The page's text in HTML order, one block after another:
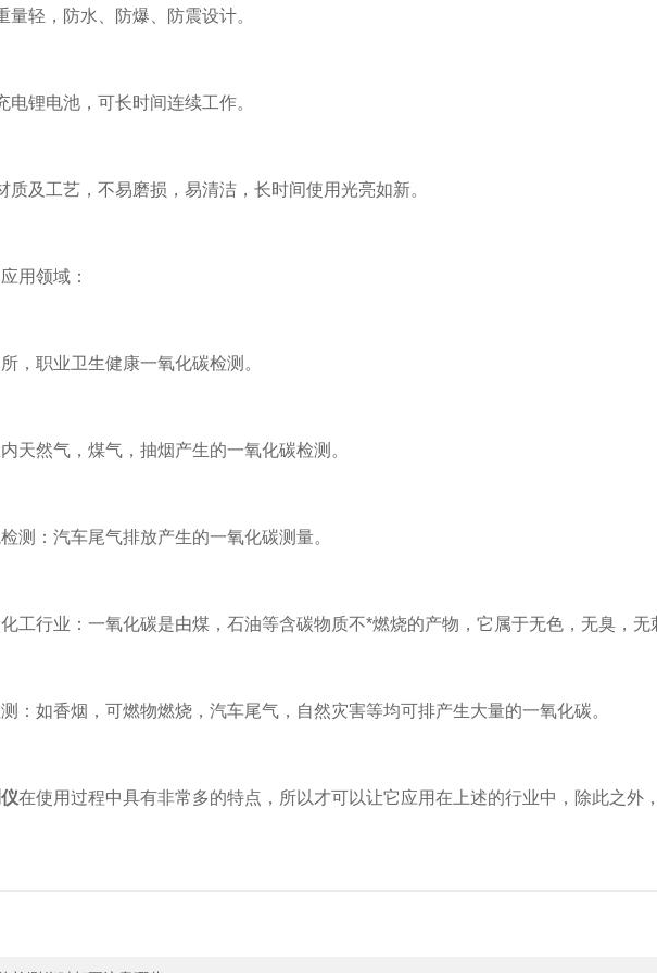
轻，防水、防爆、防震设计。
锂电池，可长时间连续工作。
及工艺，不易磨损，易清洁，长时间使用光亮如新。
用领域：
职业卫生健康一氧化碳检测。
然气，煤气，抽烟产生的一氧化碳检测。
：汽车尾气排放产生的一氧化碳测量。
行业：一氧化碳是由煤，石油等含碳物质不*燃烧的产物，它属于无色，无臭，无
如香烟，可燃物燃烧，汽车尾气，自然灾害等均可排产生大量的一氧化碳。
在使用过程中具有非常多的特点，所以才可以让它应用在上述的行业中，除此之外